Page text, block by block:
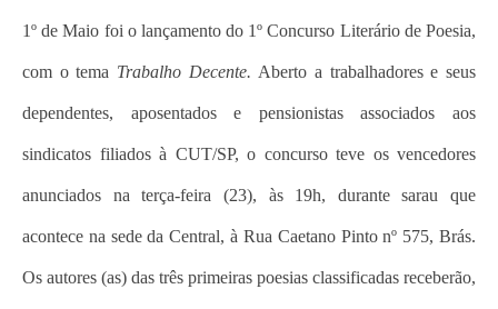
1º de Maio foi o lançamento do 1º Concurso Literário de Poesia,
com o tema Trabalho Decente. Aberto a trabalhadores e seus
dependentes, aposentados e pensionistas associados aos
sindicatos filiados à CUT/SP, o concurso teve os vencedores
anunciados na terça-feira (23), às 19h, durante sarau que
acontece na sede da Central, à Rua Caetano Pinto nº 575, Brás.
Os autores (as) das três primeiras poesias classificadas receberão,